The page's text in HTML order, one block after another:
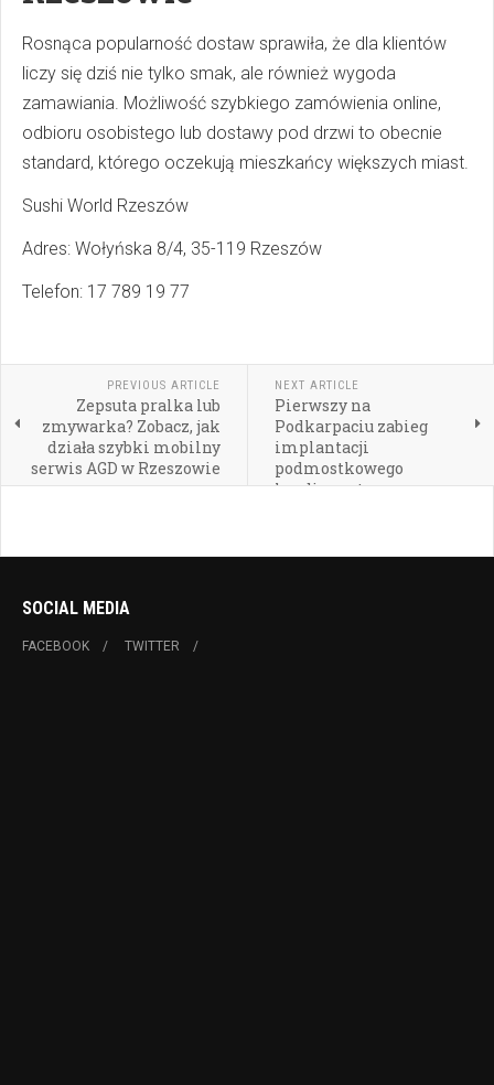
Rosnąca popularność dostaw sprawiła, że dla klientów
liczy się dziś nie tylko smak, ale również wygoda
zamawiania. Możliwość szybkiego zamówienia online,
odbioru osobistego lub dostawy pod drzwi to obecnie
standard, którego oczekują mieszkańcy większych miast.
Sushi World Rzeszów
Adres: Wołyńska 8/4, 35-119 Rzeszów
Telefon: 17 789 19 77
PREVIOUS ARTICLE
Zepsuta pralka lub
zmywarka? Zobacz, jak
działa szybki mobilny
serwis AGD w Rzeszowie
NEXT ARTICLE
Pierwszy na
Podkarpaciu zabieg
implantacji
podmostkowego
kardiowertera-
SOCIAL MEDIA
FACEBOOK TWITTER